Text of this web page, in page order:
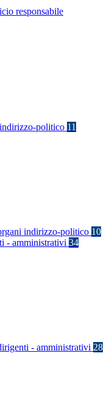
responsabile
politico 11
indirizzo-politico 10
- amministrativi 34
- amministrativi 28